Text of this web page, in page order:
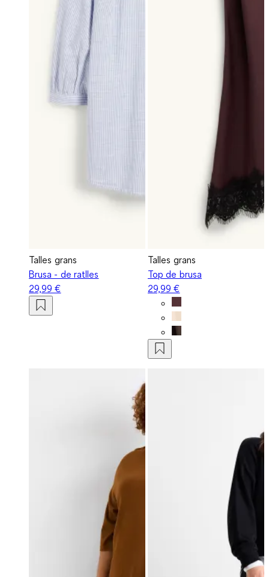
Talles grans
Brusa - de ratlles
29,99 €
Talles grans
Top de brusa
29,99 €